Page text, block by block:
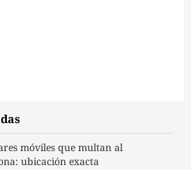
móviles que multan al
ubicación exacta